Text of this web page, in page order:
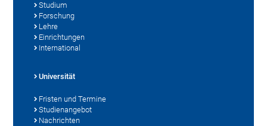
Studium
Forschung
Lehre
Einrichtungen
International
Universität
Fristen und Termine
Studienangebot
Nachrichten